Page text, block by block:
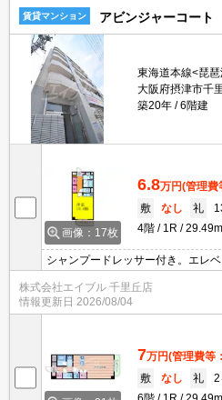
賃貸マンション アビンジャーコート
東海道本線<琵
大阪府摂津市千
築20年
6階建
画像：17枚
6.8万円(管理費
敷
なし 礼
4階
1R
シャンプードレッサー付き。エレ
配ボックスあり。
株式会社エイブル 千里丘店
情報更新日 2026/08/04
7万円(管理費等
敷
なし 礼
2
6階
1R